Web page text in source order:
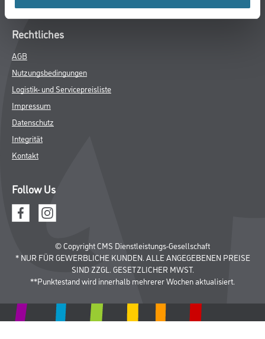
Rechtliches
AGB
Nutzungsbedingungen
Logistik- und Servicepreisliste
Impressum
Datenschutz
Integrität
Kontakt
Follow Us
© Copyright CMS Dienstleistungs-Gesellschaft
* NUR FÜR GEWERBLICHE KUNDEN. ALLE ANGEGEBENEN PREISE
SIND ZZGL. GESETZLICHER MWST.
**Punktestand wird innerhalb mehrerer Wochen aktualisiert.